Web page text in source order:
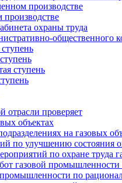
производстве
охраны труда
общественного
ступень
отрасли проверяет
объектах
на газовых
по улучшению состояния
по охране труда
газовой промышленности
по